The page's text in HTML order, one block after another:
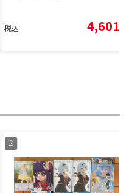
税込 4,601